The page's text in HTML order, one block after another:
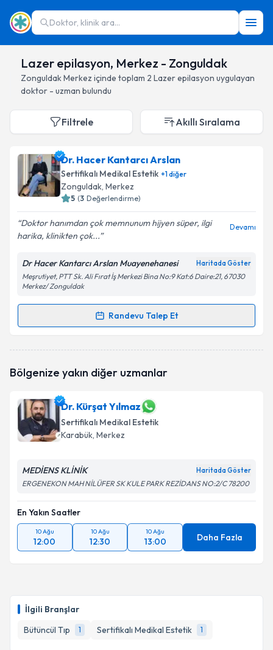
Doktor, klinik ara...
Lazer epilasyon, Merkez - Zonguldak
ZonguldakMerkez içinde toplam 2 Lazer epilasyon uygulayan
doktor - uzman bulundu
İlgili Branşlar
Bütüncül Tıp
1 Sertifikalı Medikal Estetik 1
Filtrele Akıllı Sıralama
Dr. Hacer Kantarcı Arslan
Sertifikalı Medikal Estetik +1diğer
Zonguldak, Merkez
5 (3 Değerlendirme)
Doktor hanımdan çok memnunum hijyen süper, ilgi
harika, klinikten çok...
Devamı
Dr Hacer Kantarcı Arslan Muayenehanesi Haritada Göster
Meşrutiyet, PTT Sk. Ali Fırat İş Merkezi Bina No:9 Kat:6 Daire:21, 67030
Merkez/ Zonguldak
Randevu Talep Et
Randevu Takvimi Talebi
talebi oluşturun. Size bu uzmandan randevu almanız
bilgilendireceğiz.
E-posta Adresiniz
Kişisel verilerimin işlenmesine ilişkinAydınlatma
kapsamda işlenmesini kabul ediyorum.
Takvim Talebini Gönder
Bölgenize yakın diğer uzmanlar
Dr. Kürşat Yılmaz
Sertifikalı Medikal Estetik
Karabük, Merkez
MEDİENS KLİNİK Haritada Göster
ERGENEKON MAH NİLÜFER SK KULE PARK REZİDANS NO:2/C 78200
En Yakın Saatler
10 Ağu
12:00
10 Ağu
12:30
10 Ağu
13:00 Daha Fazla